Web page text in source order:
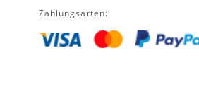
Zahlungsarten: